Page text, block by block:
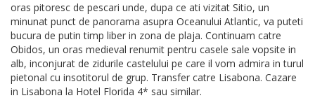
oras pitoresc de pescari unde, dupa ce ati vizitat Sitio, un
minunat punct de panorama asupra Oceanului Atlantic, va puteti
bucura de putin timp liber in zona de plaja. Continuam catre
Obidos, un oras medieval renumit pentru casele sale vopsite in
alb, inconjurat de zidurile castelului pe care il vom admira in turul
pietonal cu insotitorul de grup. Transfer catre Lisabona. Cazare
in Lisabona la Hotel Florida 4* sau similar.